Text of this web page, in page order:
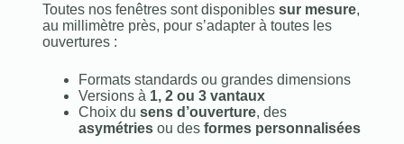
Toutes nos fenêtres sont disponibles sur mesure,
au millimètre près, pour s’adapter à toutes les
ouvertures :
Formats standards ou grandes dimensions
Versions à 1, 2 ou 3 vantaux
Choix du sens d’ouverture, des
asymétriesou des formes personnalisées